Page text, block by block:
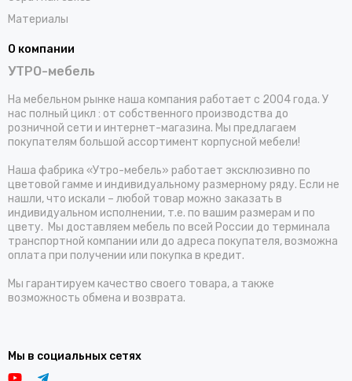
Материалы
О компании
УТРО-мебель
На мебельном рынке наша компания работает с 2004 года. У
нас полный цикл : от собственного производства до
розничной сети и интернет-магазина. Мы предлагаем
покупателям большой ассортимент корпусной мебели!
Наша фабрика «Утро-мебель» работает эксклюзивно по
цветовой гамме и индивидуальному размерному ряду. Если не
нашли, что искали – любой товар можно заказать в
индивидуальном исполнении, т.е. по вашим размерам и по
цвету. Мы доставляем мебель по всей России до терминала
транспортной компании или до адреса покупателя, возможна
оплата при получении или покупка в кредит.
Мы гарантируем качество своего товара, а также
возможность обмена и возврата.
Мы в социальных сетях